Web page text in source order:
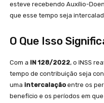
esteve recebendo Auxílio-
que esse tempo seja
O Que Isso
Com a IN 128/2022, o INSS
tempo de contribuição seja
uma intercalaçãoentre os
benefício e os períodos em